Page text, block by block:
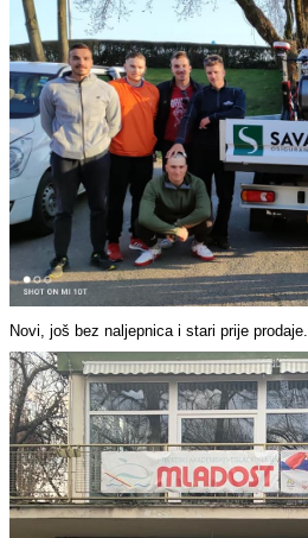
Novi, još bez naljepnica i stari prije prodaje.